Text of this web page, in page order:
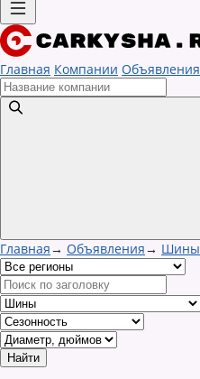
Главная Компании Объявления
Главная→ Объявления→ Шины